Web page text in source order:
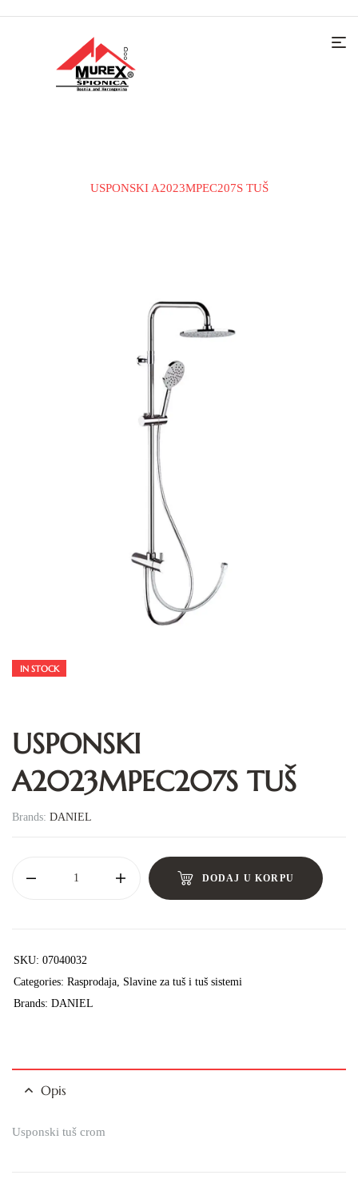
USPONSKI A2023MPEC207S TUŠ
IN STOCK
USPONSKI
A2023MPEC207S TUŠ
Brands: DANIEL
DODAJ U KORPU
SKU: 07040032
Categories: Rasprodaja, Slavine za tuš i tuš sistemi
Brands: DANIEL
Opis
Usponski tuš crom